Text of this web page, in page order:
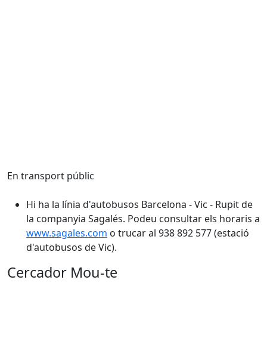
En transport públic
Hi ha la línia d'autobusos Barcelona - Vic - Rupit de
la companyia Sagalés. Podeu consultar els horaris a
www.sagales.com o trucar al 938 892 577 (estació
d'autobusos de Vic).
Cercador Mou-te